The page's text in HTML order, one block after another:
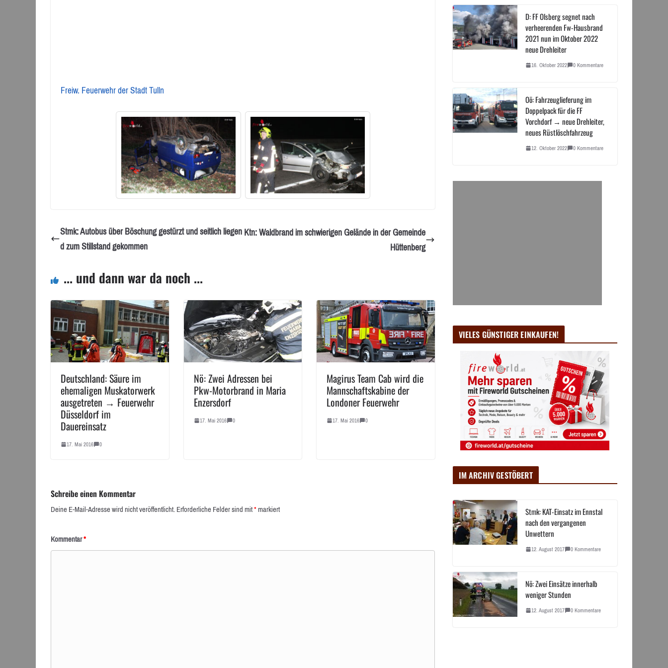
Freiw. Feuerwehr der Stadt Tulln
Stmk: Autobus über Böschung gestürzt und seitlich liegen
d zum Stillstand gekommen
Ktn: Waldbrand im schwierigen Gelände in der Gemeinde
Hüttenberg
... und dann war da noch ...
Deutschland: Säure im
ehemaligen Muskatorwerk
ausgetreten → Feuerwehr
Düsseldorf im
Dauereinsatz
17. Mai 2016 0
Nö: Zwei Adressen bei
Pkw-Motorbrand in Maria
Enzersdorf
17. Mai 2016 0
Magirus Team Cab wird die
Mannschaftskabine der
Londoner Feuerwehr
17. Mai 2016 0
Schreibe einen Kommentar
Deine E-Mail-Adresse wird nicht veröffentlicht.Erforderliche Felder sind mit*markiert
Kommentar*
D: FF Olsberg segnet nach
verheerenden Fw-Hausbrand
2021 nun im Oktober 2022
neue Drehleiter
16. Oktober 2022 0 Kommentare
Oö: Fahrzeuglieferung im
Doppelpack für die FF
Vorchdorf → neue Drehleiter,
neues Rüstlöschfahrzeug
12. Oktober 2022 0 Kommentare
VIELES GÜNSTIGER EINKAUFEN!
IM ARCHIV GESTÖBERT
Stmk: KAT-Einsatz im Ennstal
nach den vergangenen
Unwettern
12. August 2017 0 Kommentare
Nö: Zwei Einsätze innerhalb
weniger Stunden
12. August 2017 0 Kommentare